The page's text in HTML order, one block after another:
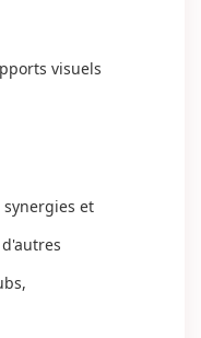
visuels
et